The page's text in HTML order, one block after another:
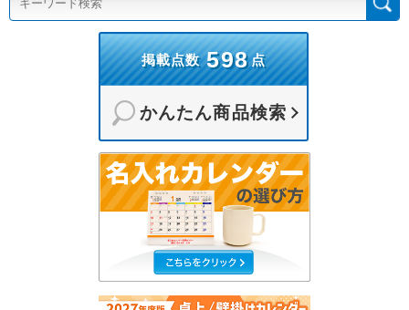
掲載点数 598点
かんたん商品検索